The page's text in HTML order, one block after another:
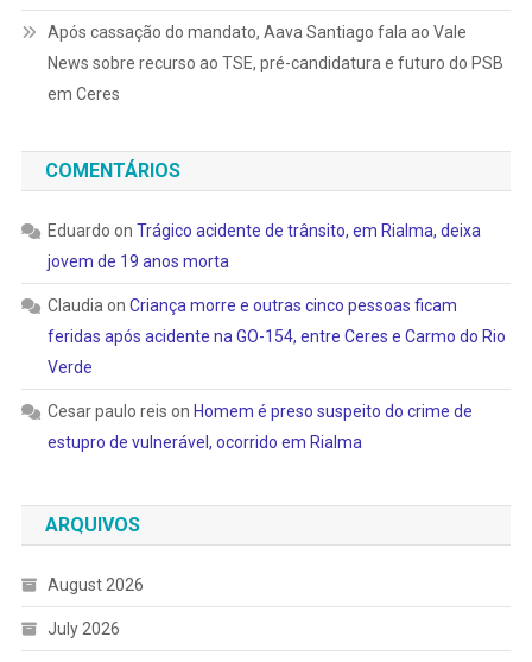
Após cassação do mandato, Aava Santiago fala ao Vale
News sobre recurso ao TSE, pré-candidatura e futuro do PSB
em Ceres
COMENTÁRIOS
Eduardo on Trágico acidente de trânsito, em Rialma, deixa
jovem de 19 anos morta
Claudiaon Criança morre e outras cinco pessoas ficam
feridas após acidente na GO-154, entre Ceres e Carmo do Rio
Verde
Cesar paulo reis on Homem é preso suspeito do crime de
estupro de vulnerável, ocorrido em Rialma
ARQUIVOS
August 2026
July 2026